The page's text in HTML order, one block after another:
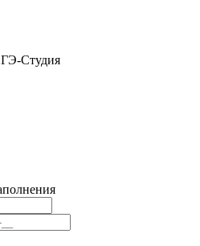
Студия